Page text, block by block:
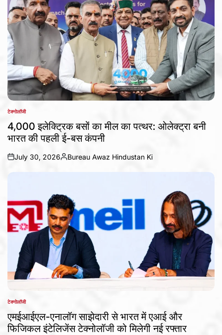
POSTED
IN
टेक्नोलॉजी
4,000 इलेक्ट्रिक बसों का मील का पत्थर: ओलेक्ट्रा बनी
भारत की पहली ई-बस कंपनी
on
July 30, 2026
Posted
Bureau Awaz Hindustan Ki
POSTED
टेक्नोलॉजी
एमईआईएल-एनालॉग साझेदारी से भारत में एआई और
फिजिकल इंटेलिजेंस टेक्नोलॉजी को मिलेगी नई रफ्तार